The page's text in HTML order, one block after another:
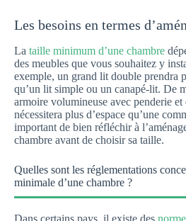
Les besoins en termes
La taille minimum d’une chambre
des meubles que vous souhaitez y
exemple, un grand lit double prendra
qu’un lit simple ou un canapé-lit. De
armoire volumineuse avec penderie et
nécessitera plus d’espace qu’une
important de bien réfléchir à
chambre avant de choisir sa taille.
Quelles sont les réglementations
minimale d’une chambre ?
Dans certains pays, il existe des